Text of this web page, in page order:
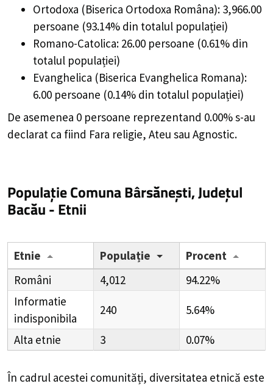
Ortodoxa (Biserica Ortodoxa Româna): 3,966.00
persoane (93.14% din totalul populației)
Romano-Catolica: 26.00 persoane (0.61% din
totalul populației)
Evanghelica (Biserica Evanghelica Romana):
6.00 persoane (0.14% din totalul populației)
De asemenea 0 persoane reprezentand 0.00% s-au
declarat ca fiind Fara religie, Ateu sau Agnostic.
Populație Comuna Bârsănești, Județul
Bacău - Etnii
Etnie Populație
Procent
Români
4,012
94.22%
Informatie
indisponibila
240 5.64%
Alta etnie 3 0.07%
În cadrul acestei comunități, diversitatea etnică este